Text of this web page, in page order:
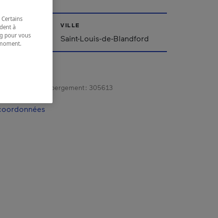
VILLE
Saint-Louis-de-Blandford
d’hébergement : 305613
à
pour vous